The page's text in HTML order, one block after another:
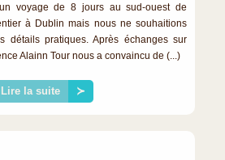
voyage de 8 jours au sud-ouest de
à Dublin mais nous ne souhaitions
détails pratiques. Après échanges sur
Alainn Tour nous a convaincu de (...)
Lire la suite ≻